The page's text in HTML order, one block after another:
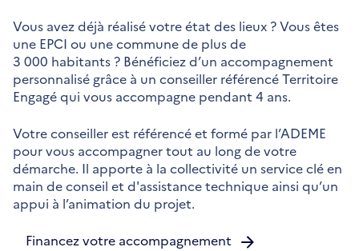
Vous avez déjà réalisé votre état des lieux ? Vous êtes
une EPCI ou une commune de plus de
3 000 habitants ? Bénéficiez d’un accompagnement
personnalisé grâce à un conseiller référencé Territoire
Engagé qui vous accompagne pendant 4 ans.
Votre conseiller est référencé et formé par l’ADEME
pour vous accompagner tout au long de votre
démarche. Il apporte à la collectivité un service clé en
main de conseil et d'assistance technique ainsi qu’un
appui à l’animation du projet.
Financez votre accompagnement